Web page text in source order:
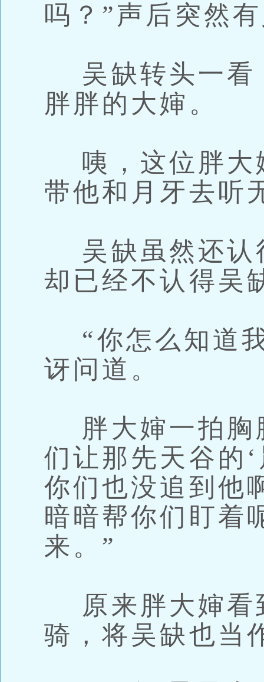
吗？”声后突然
吴缺转头一看
胖胖的大婶。
咦，这位胖大
带他和月牙去听
吴缺虽然还认
却已经不认得吴
“你怎么知道
讶问道。
胖大婶一拍胸
们让那先天谷的
你们也没追到他
暗暗帮你们盯着
来。”
原来胖大婶看
骑，将吴缺也当